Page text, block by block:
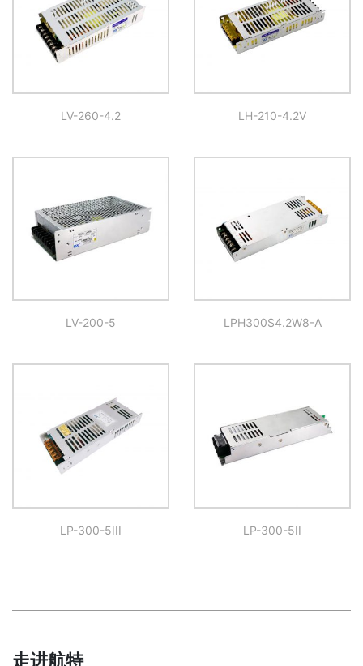
LV-260-4.2 LH-210-4.2V
LV-200-5 LPH300S4.2W8-A
LP-300-5III LP-300-5II
走进航特